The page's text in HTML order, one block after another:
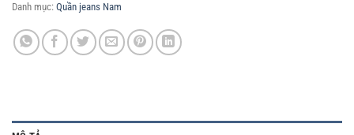
Danh mục: Quần jeans Nam